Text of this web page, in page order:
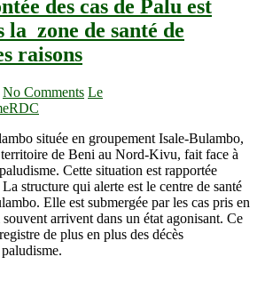
des cas de Palu est
la zone de santé de
raisons
No Comments Le
RDC
située en groupement Isale-Bulambo,
de Beni au Nord-Kivu, fait face à
Cette situation est rapportée
structure qui alerte est le centre de santé
Elle est submergée par les cas pris en
arrivent dans un état agonisant. Ce
de plus en plus des décès